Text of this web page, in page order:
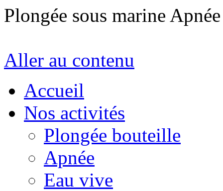
Plongée sous marine
Aller au contenu
Accueil
Nos activités
Plongée bouteille
Apnée
Eau vive